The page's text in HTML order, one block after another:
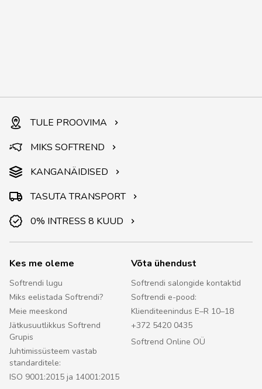
TULE PROOVIMA
MIKS SOFTREND
KANGANÄIDISED
TASUTA TRANSPORT
0% INTRESS 8 KUUD
Kes me oleme
Softrendi lugu
Miks eelistada Softrendi?
Meie meeskond
Jätkusuutlikkus Softrend
Grupis
Juhtimissüsteem vastab
standarditele:
ISO 9001:2015 ja 14001:2015
Võta ühendust
Softrendi salongide kontaktid
Softrendi e-pood:
Klienditeenindus E–R 10–18
+372 5420 0435
Softrend Online OÜ